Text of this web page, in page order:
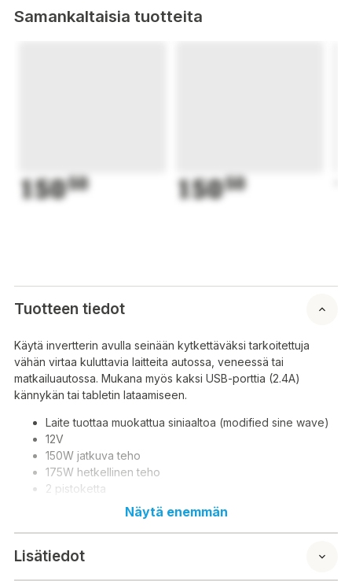
Samankaltaisia tuotteita
15050 15050
Tuotteen tiedot
Käytä invertterin avulla seinään kytkettäväksi tarkoitettuja
vähän virtaa kuluttavia laitteita autossa, veneessä tai
matkailuautossa. Mukana myös kaksi USB-porttia (2.4A)
kännykän tai tabletin lataamiseen.
Laite tuottaa muokattua siniaaltoa (modified sine wave)
12V
150W jatkuva teho
175W hetkellinen teho
2 pistoketta
Mitat: 220 x 84 x 51 mm
Paino: 433 g
Näytä enemmän
Lisätiedot